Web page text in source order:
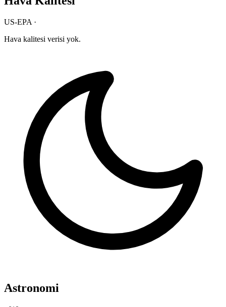
US-EPA ·
Hava kalitesi verisi yok.
Astronomi